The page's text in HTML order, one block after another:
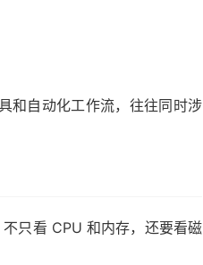
和自动化工作流，往往同时涉
只看 CPU 和内存，还要看磁